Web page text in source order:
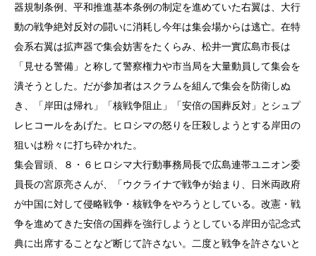
器規制条例、平和推進基本条例の制定を進めていた右翼は、大行
動の戦争絶対反対の闘いに消耗し今年は集会場からは逃亡。在特
会系右翼は拡声器で集会妨害をたくらみ、松井一實広島市長は
「見せる警備」と称して警察権力や市当局を大量動員して集会を
潰そうとした。だが参加者はスクラムを組んで集会を防衛しぬ
き、「岸田は帰れ」「核戦争阻止」「安倍の国葬反対」とシュプ
レヒコールをあげた。ヒロシマの怒りを圧殺しようとする岸田の
狙いは粉々に打ち砕かれた。
集会冒頭、８・６ヒロシマ大行動事務局長で広島連帯ユニオン委
員長の宮原亮さんが、「ウクライナで戦争が始まり、日米両政府
が中国に対して侵略戦争・核戦争をやろうとしている。改憲・戦
争を進めてきた安倍の国葬を強行しようとしている岸田が記念式
典に出席することなど断じて許さない。二度と戦争を許さないと